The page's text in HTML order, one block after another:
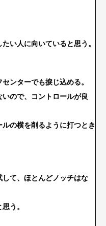
い人に向いていると思う。
ンターでも捩じ込める。
ので、コントロールが良
の横を削るように打つとき
て、ほとんどノッチはな
う。